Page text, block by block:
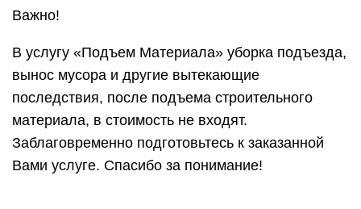
Важно!
В услугу «Подъем Материала» уборка подъезда,
вынос мусора и другие вытекающие
последствия, после подъема строительного
материала, в стоимость не входят.
Заблаговременно подготовьтесь к заказанной
Вами услуге. Спасибо за понимание!